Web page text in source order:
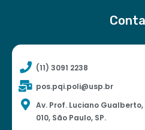
(11) 3091 2238
pos.pqi.poli@usp.br
Av. Prof. Luciano
010, São Paulo, SP.